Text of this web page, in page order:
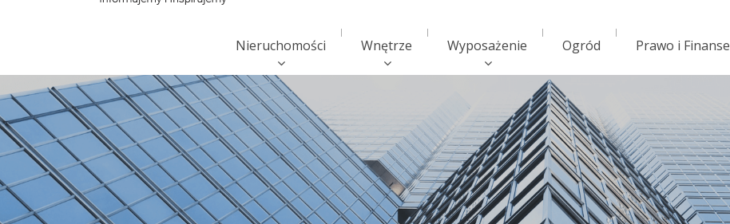
Nieruchomości Wnętrze Wyposażenie Ogród Prawo i Finanse